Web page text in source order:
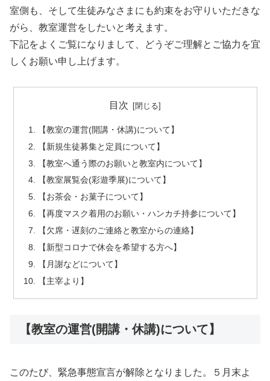
室側も、そして生徒みなさまにも約束をお守りいただきな
がら、教室運営をしたいと考えます。
下記をよくご覧になりまして、どうぞご理解とご協力を宜
しくお願い申し上げます。
目次
【教室の運営(開講・休講)について】
【新規生徒募集と定員について】
【教室へ通う際のお願いと教室内について】
【教室展覧会(彩遊季展)について】
【お茶会・お菓子について】
【再度マスク着用のお願い・ハンカチ持参について】
【欠席・遅刻のご連絡と教室からの連絡】
【新型コロナで休会を希望する方へ】
【月謝などについて】
【主宰より】
【教室の運営(開講・休講)について】
このたび、緊急事態宣言が解除となりました。５月末よ